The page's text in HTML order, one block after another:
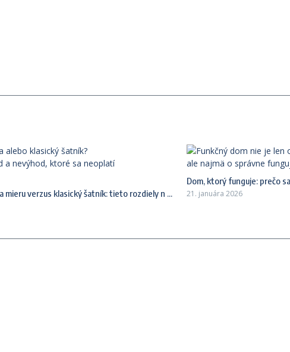
mieru verzus klasický šatník: tieto rozdiely n ...
Dom, ktorý funguje: prečo
21. januára 2026